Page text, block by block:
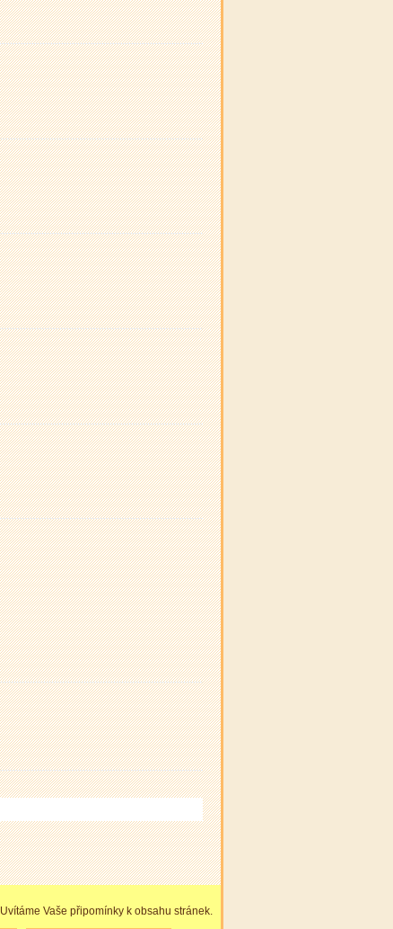
Uvítáme Vaše připomínky k obsahu stránek.